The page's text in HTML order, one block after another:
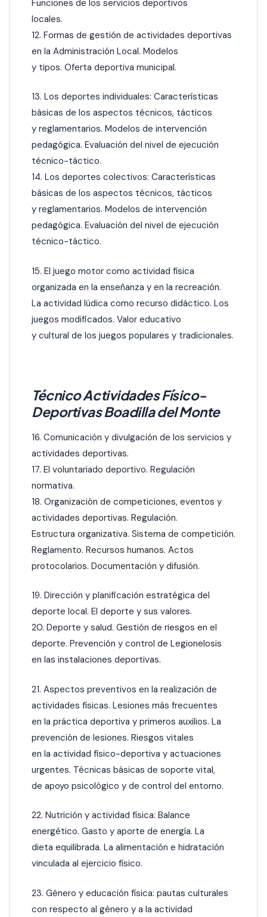
Funciones de los servicios deportivos
locales.
12. Formas de gestión de actividades deportivas
en la Administración Local. Modelos
y tipos. Oferta deportiva municipal.
13. Los deportes individuales: Características
básicas de los aspectos técnicos, tácticos
y reglamentarios. Modelos de intervención
pedagógica. Evaluación del nivel de ejecución
técnico-táctico.
14. Los deportes colectivos: Características
básicas de los aspectos técnicos, tácticos
y reglamentarios. Modelos de intervención
pedagógica. Evaluación del nivel de ejecución
técnico-táctico.
15. El juego motor como actividad física
organizada en la enseñanza y en la recreación.
La actividad lúdica como recurso didáctico. Los
juegos modificados. Valor educativo
y cultural de los juegos populares y tradicionales.
Técnico Actividades Físico-
Deportivas Boadilla del Monte
16. Comunicación y divulgación de los servicios y
actividades deportivas.
17. El voluntariado deportivo. Regulación
normativa.
18. Organización de competiciones, eventos y
actividades deportivas. Regulación.
Estructura organizativa. Sistema de competición.
Reglamento. Recursos humanos. Actos
protocolarios. Documentación y difusión.
19. Dirección y planificación estratégica del
deporte local. El deporte y sus valores.
20. Deporte y salud. Gestión de riesgos en el
deporte. Prevención y control de Legionelosis
en las instalaciones deportivas.
21. Aspectos preventivos en la realización de
actividades físicas. Lesiones más frecuentes
en la práctica deportiva y primeros auxilios. La
prevención de lesiones. Riesgos vitales
en la actividad físico-deportiva y actuaciones
urgentes. Técnicas básicas de soporte vital,
de apoyo psicológico y de control del entorno.
22. Nutrición y actividad física: Balance
energético. Gasto y aporte de energía. La
dieta equilibrada. La alimentación e hidratación
vinculada al ejercicio físico.
23. Género y educación física: pautas culturales
con respecto al género y a la actividad